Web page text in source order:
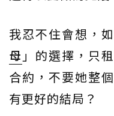
我忍不住會想，
母 」的選擇，只
合約，不要她整
有更好的結局？